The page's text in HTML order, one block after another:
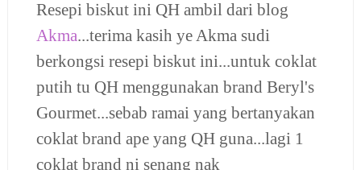
Resepi biskut ini QH ambil dari blog
Akma...terima kasih ye Akma sudi
berkongsi resepi biskut ini...untuk coklat
putih tu QH menggunakan brand Beryl's
Gourmet...sebab ramai yang bertanyakan
coklat brand ape yang QH guna...lagi 1
coklat brand ni senang nak